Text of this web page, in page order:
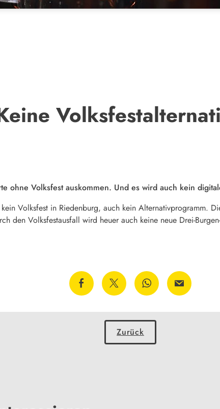
ohne Volksfest auskommen. Und es wird auch kein
Volksfest in Riedenburg, auch kein Alternativprogramm.
den Volksfestausfall wird heuer auch keine neue Drei-
Zurück